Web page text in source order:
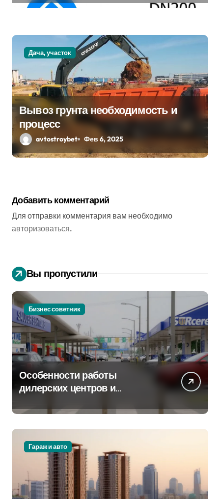
Дача, участок
Вывоз грунта необходимость и
процесс
avtostroybet Фев 6, 2025
Добавить комментарий
Для отправки комментария вам необходимо
авторизоваться.
Вы пропустили
Бизнес советник
Особенности работы
дилерских центров и
крупных проспектах
Гараж и авто